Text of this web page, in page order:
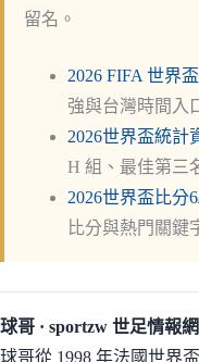
留名。
2026 FIFA 世界
強與台灣時間入
2026世界盃統計
H 組、最佳第三
2026世界盃比分
比分與熱門關鍵
球哥 · sportzw 世足情報
球哥從 1998 年法國世界